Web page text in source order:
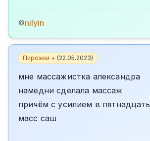
©nilyin
Пирожки + (22.05.2023)
мне массажистка александра
намедни сделала массаж
причём с усилием в пятнадцать
масс саш